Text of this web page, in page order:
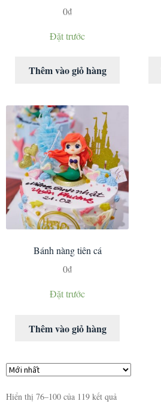
0₫
Đặt trước
Thêm vào giỏ hàng
Bánh nàng tiên cá
0₫
Đặt trước
Thêm vào giỏ hàng
Hiển thị 76–100 của 119 kết quả